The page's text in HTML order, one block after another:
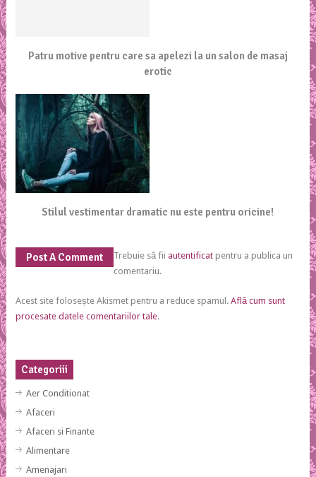
Patru motive pentru care sa apelezi la un salon de masaj
erotic
Stilul vestimentar dramatic nu este pentru oricine!
Post A Comment Trebuie să fii autentificatpentru a publica un
comentariu.
Acest site folosește Akismet pentru a reduce spamul. Află cum sunt
procesate datele comentariilor tale.
Categoriii
Aer Conditionat
Afaceri
Afaceri si Finante
Alimentare
Amenajari